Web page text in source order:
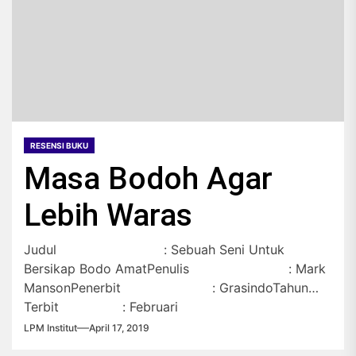
RESENSI BUKU
Masa Bodoh Agar
Lebih Waras
Judul : Sebuah Seni Untuk
Bersikap Bodo AmatPenulis : Mark
MansonPenerbit : GrasindoTahun
Terbit : Februari
2018Cetakan : Cetakan 1Jumlah
LPM Institut April 17, 2019